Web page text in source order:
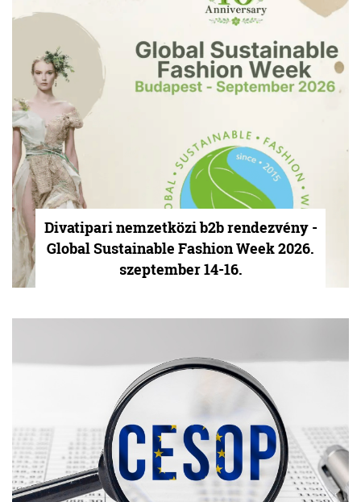
Divatipari nemzetközi b2b rendezvény -
Global Sustainable Fashion Week 2026.
szeptember 14-16.